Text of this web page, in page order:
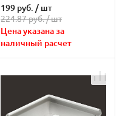
199 руб. / шт
224.87 руб. /шт
Цена указана за
наличный расчет